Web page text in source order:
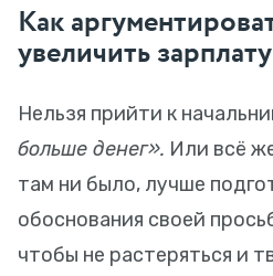
Как
увеличить зарплату
Нельзя прийти к
больше денег». Или всё
там ни было, лучше
обоснования своей
чтобы не растеряться и